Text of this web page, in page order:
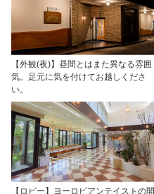
【外観(夜)】昼間とはまた異なる雰囲
気。足元に気を付けてお越しくださ
い。
【ロビー】ヨーロピアンテイストの開